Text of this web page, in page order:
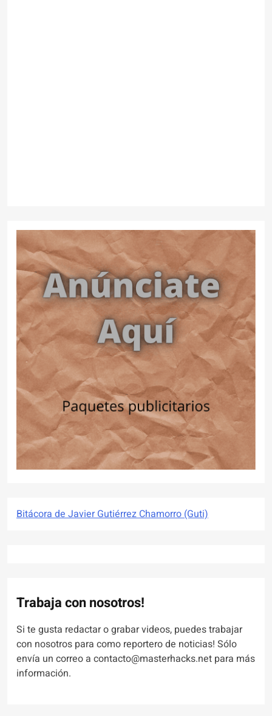
Bitácora de Javier Gutiérrez Chamorro (Guti)
Trabaja con nosotros!
Si te gusta redactar o grabar videos, puedes trabajar
con nosotros para como reportero de noticias! Sólo
envía un correo a contacto@masterhacks.net para más
información.